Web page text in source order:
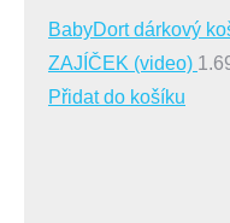
BabyDort dárkový
ZAJÍČEK (video)
Přidat do košíku